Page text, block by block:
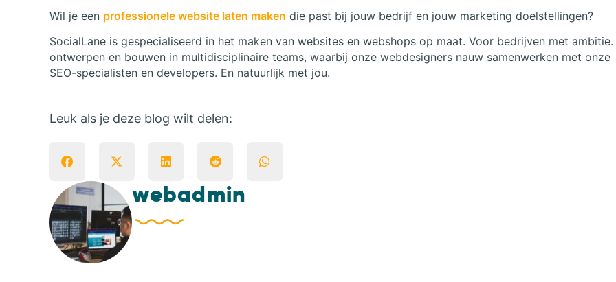
Wil je een professionele website laten maken die past bij jouw bedrijf en jouw marketing doelstellingen?
SocialLane is gespecialiseerd in het maken van websites en webshops op maat. Voor bedrijven met ambitie.
ontwerpen en bouwen in multidisciplinaire teams, waarbij onze webdesigners nauw samenwerken met onze
SEO-specialisten en developers. En natuurlijk met jou.
Leuk als je deze blog wilt delen:
webadmin